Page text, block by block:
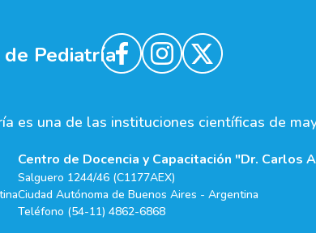
Pediatría
es una de las instituciones científicas de
Centro de Docencia y Capacitación "Dr. Carlos
Salguero 1244/46 (C1177AEX)
Ciudad Autónoma de Buenos Aires - Argentina
Teléfono (54-11) 4862-6868